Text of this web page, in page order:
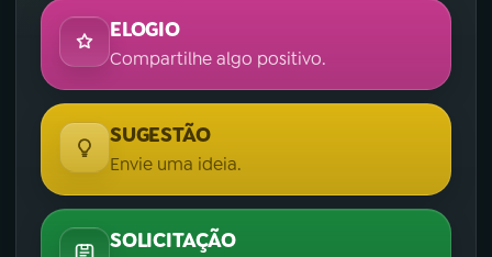
ELOGIO
Compartilhe algo positivo.
SUGESTÃO
Envie uma ideia.
SOLICITAÇÃO